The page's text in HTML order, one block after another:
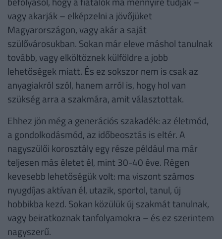
vagy akarják – elképzelni a jövőjüket
Magyarországon, vagy akár a saját
szülővárosukban. Sokan már eleve máshol tanulnak
tovább, vagy elköltöznek külföldre a jobb
lehetőségek miatt. És ez sokszor nem is csak az
anyagiakról szól, hanem arról is, hogy hol van
szükség arra a szakmára, amit választottak.
Ehhez jön még a generációs szakadék: az életmód,
a gondolkodásmód, az időbeosztás is eltér. A
nagyszülői korosztály egy része például ma már
teljesen más életet él, mint 30-40 éve. Régen
kevesebb lehetőségük volt: ma viszont számos
nyugdíjas aktívan él, utazik, sportol, tanul, új
hobbikba kezd. Sokan közülük új szakmát tanulnak,
vagy beiratkoznak tanfolyamokra – és ez szerintem
nagyszerű.